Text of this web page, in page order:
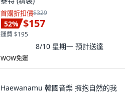
首購折扣價$329
52% $157
運費 $195
8/10 星期一 預計送達
WOW免運
Haewanamu 韓國音樂 擁抱自然的我